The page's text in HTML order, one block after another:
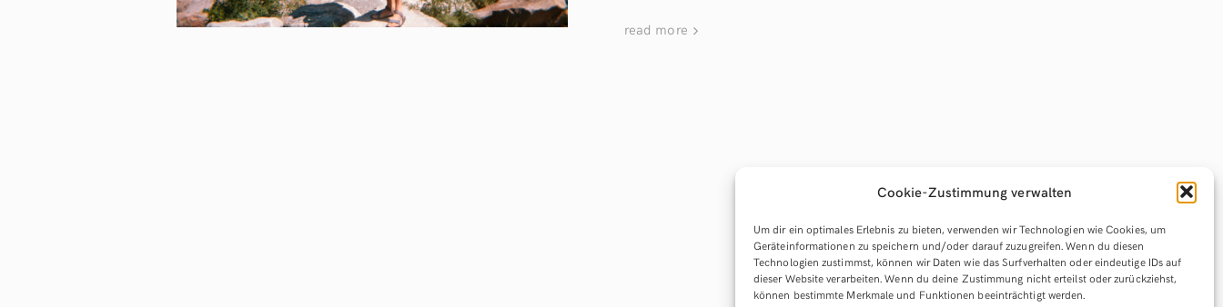
Cookie-Zustimmung verwalten
Um dir ein optimales Erlebnis zu bieten, verwenden wir Technologien wie Cookies, um
Geräteinformationen zu speichern und/oder darauf zuzugreifen. Wenn du diesen
Technologien zustimmst, können wir Daten wie das Surfverhalten oder eindeutige IDs auf
dieser Website verarbeiten. Wenn du deine Zustimmung nicht erteilst oder zurückziehst,
können bestimmte Merkmale und Funktionen beeinträchtigt werden.
read more